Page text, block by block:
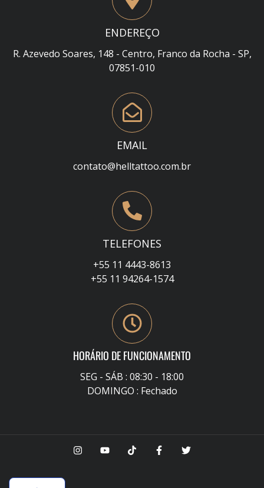
ENDEREÇO
R. Azevedo Soares, 148 - Centro, Franco da Rocha - SP,
07851-010
EMAIL
contato@helltattoo.com.br
TELEFONES
+55 11 4443-8613
+55 11 94264-1574
HORÁRIO DE FUNCIONAMENTO
SEG - SÁB : 08:30 - 18:00
DOMINGO : Fechado